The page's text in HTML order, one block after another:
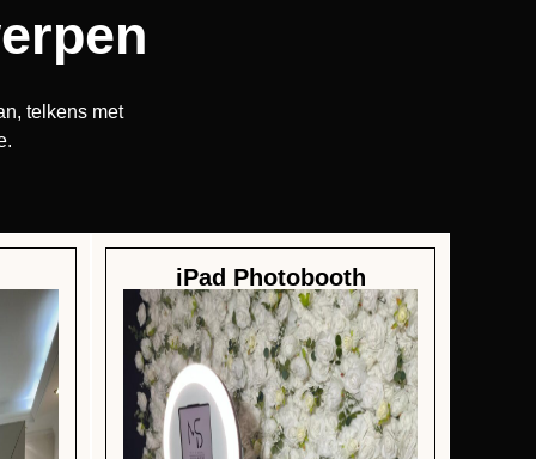
telkens met
iPad Photobooth